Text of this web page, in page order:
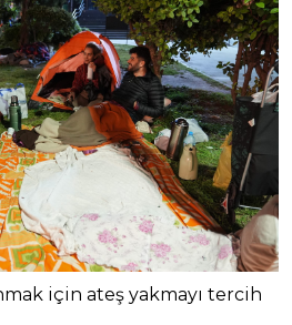
için ateş yakmayı tercih